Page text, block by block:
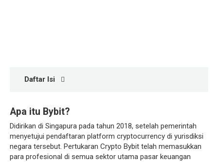
Daftar Isi
Apa itu Bybit?
Didirikan di Singapura pada tahun 2018, setelah pemerintah
menyetujui pendaftaran platform cryptocurrency di yurisdiksi
negara tersebut. Pertukaran Crypto Bybit telah memasukkan
para profesional di semua sektor utama pasar keuangan